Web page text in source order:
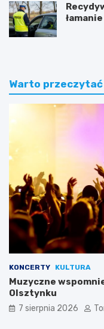
Warto przeczytać
KONCERTY KULTURA
Muzyczne
Olsztynku
7 sierpnia 2026